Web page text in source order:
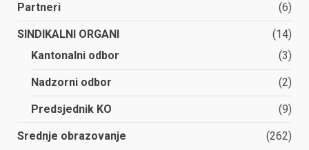
Partneri (6)
SINDIKALNI ORGANI
(14)
Kantonalni odbor
(3)
Nadzorni odbor (2)
Predsjednik KO (9)
Srednje obrazovanje
(262)